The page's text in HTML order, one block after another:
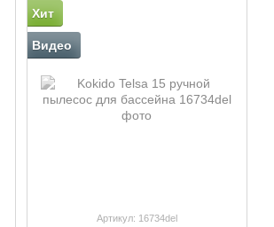
Хит
Видео
Артикул: 16734del